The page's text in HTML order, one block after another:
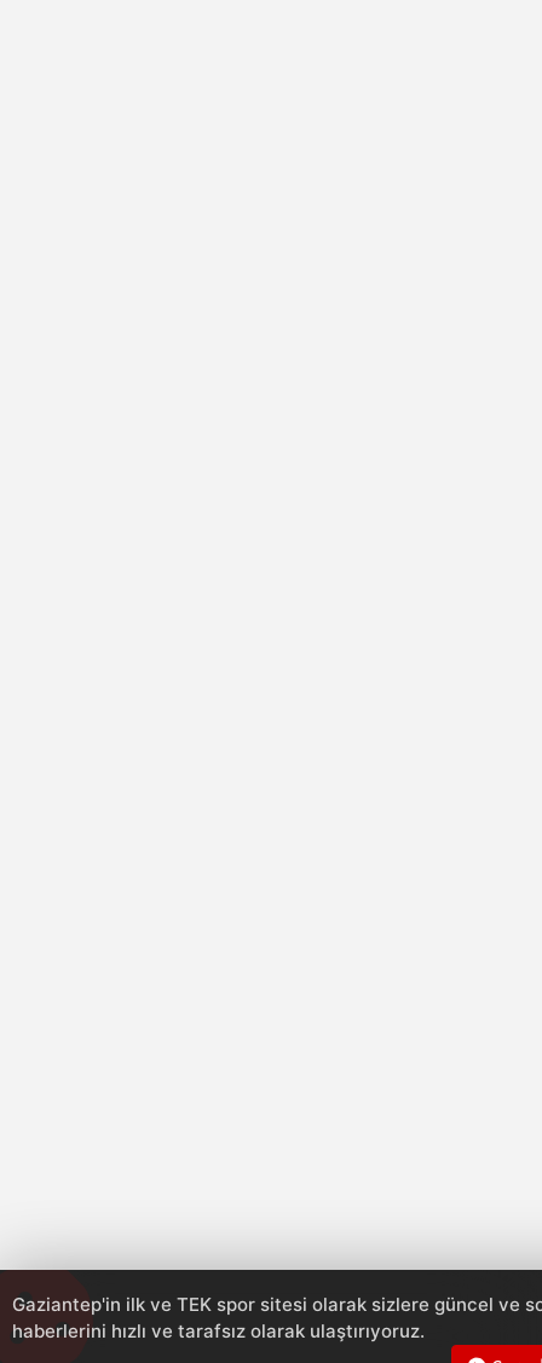
Gaziantep'in ilk ve TEK spor sitesi olarak sizlere güncel ve
haberlerini hızlı ve tarafsız olarak ulaştırıyoruz.